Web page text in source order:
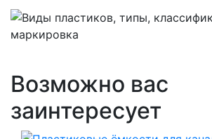
Возможно вас
заинтересует